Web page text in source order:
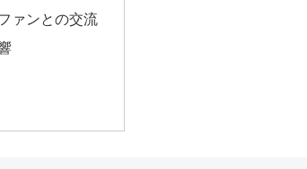
ァンとの交流